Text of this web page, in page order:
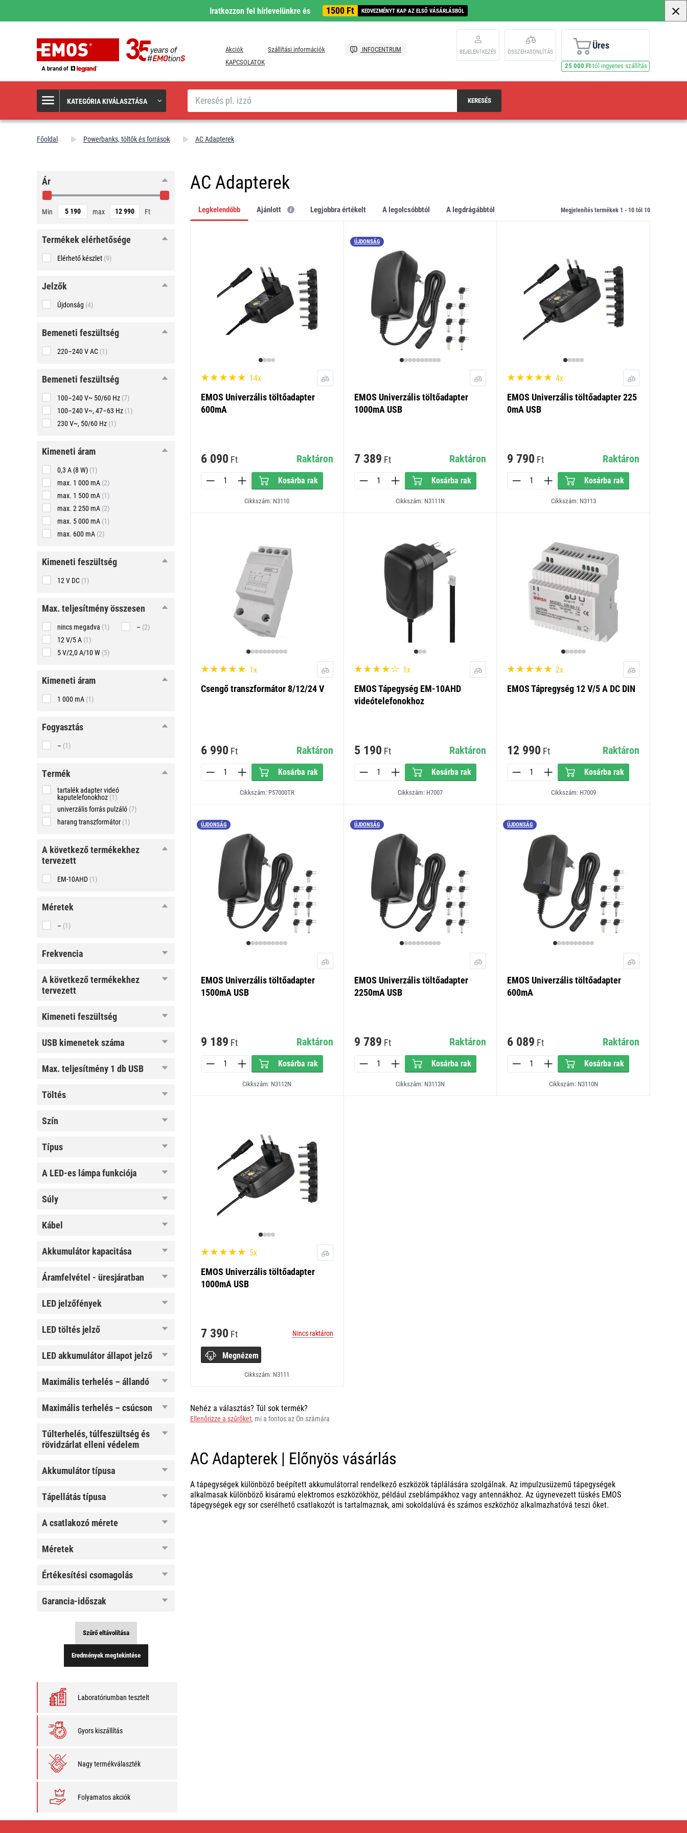
Iratkozzon fel hírlevelünkre és 1500 Ft KEDVEZMÉNYT KAP AZ ELSŐ VÁSÁRLÁSBÓL
Akciók Szállítási információk
INFOCENTRUM
KAPCSOLATOK
BEJELENTKEZÉS ÖSSZEHASONLÍTÁS
Üres
25 000 Ft-tól ingyenes szállítás
KATEGÓRIA KIVÁLASZTÁSA
Keresés
KERESÉS
Főoldal Powerbanks, töltők és források AC Adapterek
Ár
Min max Ft
Termékek elérhetősége
Elérhető készlet (9)
Jelzők
Újdonság (4)
bemeneti
bemeneti feszültség
220–240 V AC (1)
bemeneti
bemeneti feszültség
100–240 V~ 50/60 Hz (7)
100–240 V~, 47–63 Hz (1)
230 V~, 50/60 Hz (1)
kimeneti
kimeneti áram
0,3 A (8 W) (1)
max. 1 000 mA (2)
max. 1 500 mA (1)
max. 2 250 mA (2)
max. 5 000 mA (1)
max. 600 mA (2)
kimeneti
kimeneti feszültség
12 V DC (1)
max.
teljesítmény
összesen
max. teljesítmény összesen
nincs megadva (1) – (2)
12 V/5 A (1)
5 V/2,0 A/10 W (5)
kimeneti
kimeneti áram
1 000 mA (1)
fogyasztás
fogyasztás
– (1)
termék
termék
tartalék adapter videó
kaputelefonokhoz (1)
univerzális forrás pulzáló (7)
harang transzformátor (1)
a következő
termékekhez
tervezett
a következő termékekhez
tervezett
EM-10AHD (1)
méretek
méretek
– (1)
frekvencia
frekvencia
a következő
termékekhez
tervezett
a következő termékekhez
tervezett
kimeneti
kimeneti feszültség
USBUSB kimenetek száma
max.
teljesítmény
max. teljesítmény 1 db USB
töltés
töltés
színszín
típustípus
a LED-es
a LED-es lámpa funkciója
súlysúly
kábel
kábel
akkumulátor
akkumulátor kapacitása
áramfelvétel
áramfelvétel - üresjáratban
LED
jelzőfények
LED jelzőfények
LEDLED töltés jelző
LEDLED akkumulátor állapot jelző
maximális
maximális terhelés – állandó
maximális
maximális terhelés – csúcson
túlterhelés,
túlfeszültség
és
védelem
túlterhelés, túlfeszültség és
rövidzárlat elleni védelem
akkumulátor
akkumulátor típusa
tápellátás
típusa
tápellátás típusa
a a csatlakozó mérete
méretek
méretek
értékesítési
értékesítési csomagolás
garancia-
garancia-időszak
Szűrő eltávolítása
Eredmények megtekintése
Laboratóriumban tesztelt
Gyors kiszállítás
Nagy termékválaszték
Folyamatos akciók
AC Adapterek
Legkelendőbb Ajánlott legjobbra értékelt a legolcsóbbtól a legdrágábbtól Megjelenítés termékek 1 - 10 tól 10
14x
EMOS Univerzális töltőadapter
600mA
6 090 Ft Raktáron
Kosárba rak
Cikkszám: N3110
ÚJDONSÁG
EMOS Univerzális töltőadapter
1000mA USB
7 389 Ft Raktáron
Kosárba rak
Cikkszám: N3111N
4x
EMOS Univerzális töltőadapter 225
0mA USB
9 790 Ft Raktáron
Kosárba rak
Cikkszám: N3113
1x
Csengő transzformátor 8/12/24 V
6 990 Ft Raktáron
Kosárba rak
Cikkszám: P57000TR
1x
EMOS Tápegység EM-10AHD
videótelefonokhoz
5 190 Ft Raktáron
Kosárba rak
Cikkszám: H7007
2x
EMOS Tápregység 12 V/5 A DC DIN
12 990 Ft Raktáron
Kosárba rak
Cikkszám: H7009
ÚJDONSÁG
EMOS Univerzális töltőadapter
1500mA USB
9 189 Ft Raktáron
Kosárba rak
Cikkszám: N3112N
ÚJDONSÁG
EMOS Univerzális töltőadapter
2250mA USB
9 789 Ft Raktáron
Kosárba rak
Cikkszám: N3113N
ÚJDONSÁG
EMOS Univerzális töltőadapter
600mA
6 089 Ft Raktáron
Kosárba rak
Cikkszám: N3110N
5x
EMOS Univerzális töltőadapter
1000mA USB
7 390 Ft Nincs raktáron
Megnézem
Cikkszám: N3111
Nehéz a választás? Túl sok termék?
Ellenőrizze a szűrőket, mi a fontos az Ön számára
AC Adapterek | Előnyös vásárlás
A tápegységek különböző beépített akkumulátorral rendelkező eszközök táplálására szolgálnak. Az impulzusüzemű tápegységek
alkalmasak különböző kisáramú elektromos eszközökhöz, például zseblámpákhoz vagy antennákhoz. Az úgynevezett tüskés EMOS
tápegységek egy sor cserélhető csatlakozót is tartalmaznak, ami sokoldalúvá és számos eszközhöz alkalmazhatóvá teszi őket.